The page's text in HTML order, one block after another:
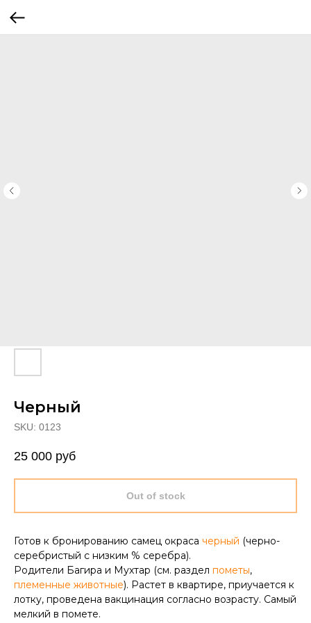
Черный
SKU: 0123
25 000 руб
Out of stock
Готов к бронированию самец окраса черный (черно-
серебристый с низким % серебра).
Родители Багира и Мухтар (см. раздел пометы,
племенные животные). Растет в квартире, приучается к
лотку, проведена вакцинация согласно возрасту. Самый
мелкий в помете.